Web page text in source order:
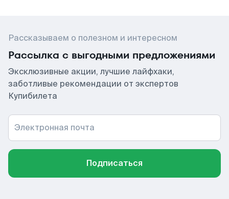
Рассказываем о полезном и интересном
Рассылка с выгодными предложениями
Эксклюзивные акции, лучшие лайфхаки,
заботливые рекомендации от экспертов
Купибилета
Электронная почта
Подписаться